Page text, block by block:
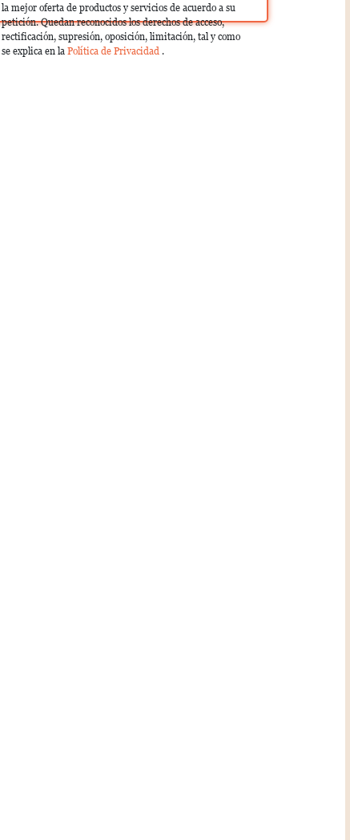
la mejor oferta de productos y servicios de acuerdo a su
petición. Quedan reconocidos los derechos de acceso,
rectificación, supresión, oposición, limitación, tal y como
se explica en la Política de Privacidad .